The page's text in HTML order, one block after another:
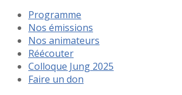
Programme
Nos émissions
Nos animateurs
Réécouter
Colloque Jung 2025
Faire un don